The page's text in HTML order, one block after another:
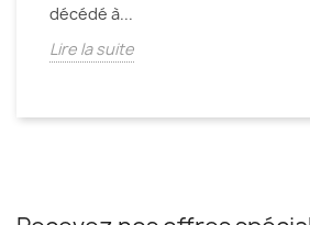
décédé à...
Lire la suite